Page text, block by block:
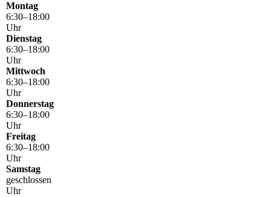
Montag
6:30–18:00
Uhr
Dienstag
6:30–18:00
Uhr
Mittwoch
6:30–18:00
Uhr
Donnerstag
6:30–18:00
Uhr
Freitag
6:30–18:00
Uhr
Samstag
geschlossen
Uhr